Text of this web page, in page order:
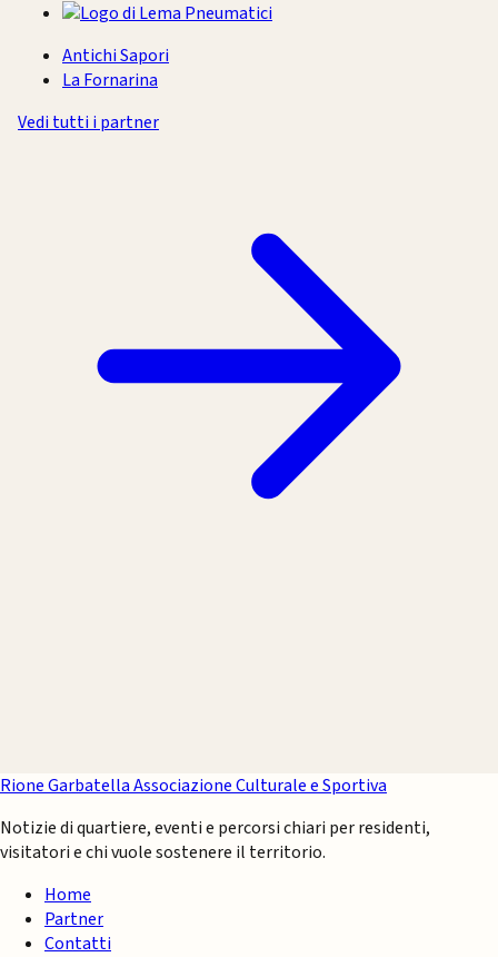
Antichi Sapori
La Fornarina
Vedi tutti i partner
Rione GarbatellaAssociazione Culturale e Sportiva
Notizie di quartiere, eventi e percorsi chiari per residenti,
visitatori e chi vuole sostenere il territorio.
Home
Partner
Contatti